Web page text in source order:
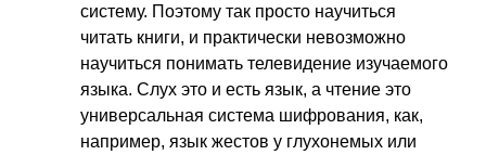
систему. Поэтому так просто научиться
читать книги, и практически невозможно
научиться понимать телевидение изучаемого
языка. Слух это и есть язык, а чтение это
универсальная система шифрования, как,
например, язык жестов у глухонемых или